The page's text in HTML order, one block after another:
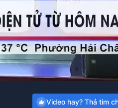
Video hay? Thả tim